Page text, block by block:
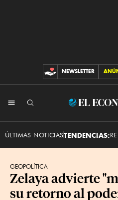
CONTRIBUCIONES
NEWSLETTER
El
ÚLTIMAS NOTICIASTENDENCIAS:
GEOPOLÍTICA
Zelaya advierte
su retorno al